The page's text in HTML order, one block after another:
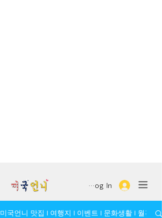
Log In
미국언니 맛집 l 여행지 l 이벤트 l 문화생활 l 월간 모